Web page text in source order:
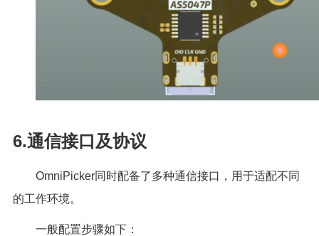
6.通信接口及协议
OmniPicker同时配备了多种通信接口，用于适配不同
的工作环境。
一般配置步骤如下：